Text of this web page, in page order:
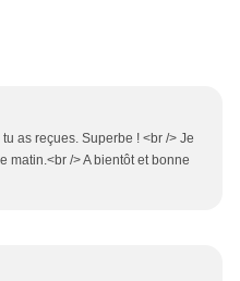
as reçues. Superbe ! <br /> Je
matin.<br /> A bientôt et bonne